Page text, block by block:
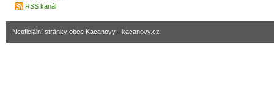
RSS kanál
Neoficiální stránky obce Kacanovy - kacanovy.cz